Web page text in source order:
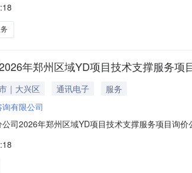
术支撑服务，项目框架合同总预算465.7万元（
年郑州区域YD项目技术支撑服务项
｜大兴区 通讯电子
服务
有限公司
司2026年郑州区域YD项目技术支撑服务项目询
北京诚公第四分公司2026年郑州区域YD项目技
同管理